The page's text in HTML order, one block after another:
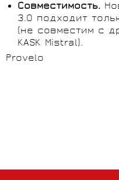
Совместимость.
3.0 подходит
(не совместим с
KASK Mistral).
Provelo